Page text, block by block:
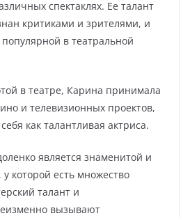
спектаклях. Ее талант
критиками и зрителями, и
в театральной
в театре, Карина принимала
и телевизионных проектов,
как талантливая актриса.
является знаменитой и
которой есть множество
талант и
вызывают